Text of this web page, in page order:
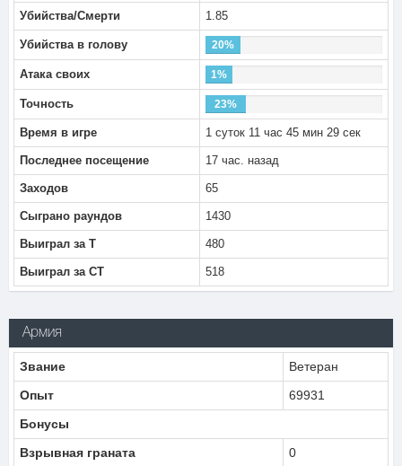
Убийства/Смерти 1.85
Убийства в голову 20%
Атака своих 1%
Точность 23%
Время в игре 1 суток 11 час 45 мин 29 сек
Последнее посещение 17 час. назад
Заходов 65
Сыграно раундов 1430
Выиграл за Т 480
Выиграл за CT 518
Армия
Звание
Ветеран
Опыт
69931
Бонусы
Взрывная граната
0